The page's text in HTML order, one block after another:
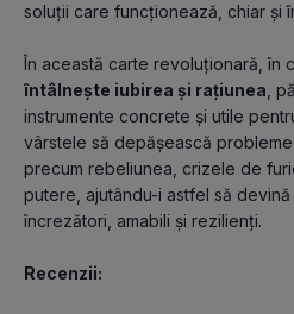
soluții care funcționează, chiar și
În această carte revoluționară, în
întâlnește iubirea și rațiunea ,
instrumente concrete și utile
vârstele să depășească
precum rebeliunea, crizele de
putere, ajutându-i astfel să devină
încrezători, amabili și rezilienți.
Recenzii: